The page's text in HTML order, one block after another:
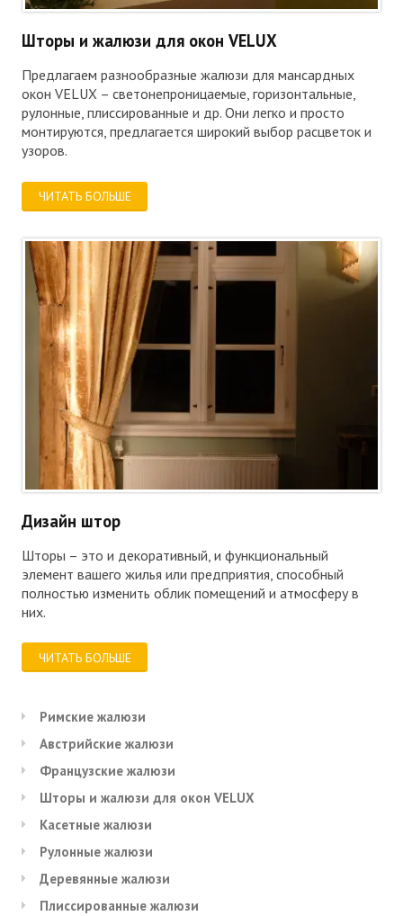
Римские жалюзи
Австрийские жалюзи
Французские жалюзи
Шторы и жалюзи для окон VELUX
Касетные жалюзи
Рулонные жалюзи
Деревянные жалюзи
Плиссированные жалюзи
Шторы и жалюзи для окон VELUX
Предлагаем разнообразные жалюзи для мансардных
окон VELUX – светонепроницаемые, горизонтальные,
рулонные, плиссированные и др. Они легко и просто
монтируются, предлагается широкий выбор расцветок и
узоров.
ЧИТАТЬ БОЛЬШЕ
Дизайн штор
Шторы – это и декоративный, и функциональный
элемент вашего жилья или предприятия, способный
полностью изменить облик помещений и атмосферу в
них.
ЧИТАТЬ БОЛЬШЕ